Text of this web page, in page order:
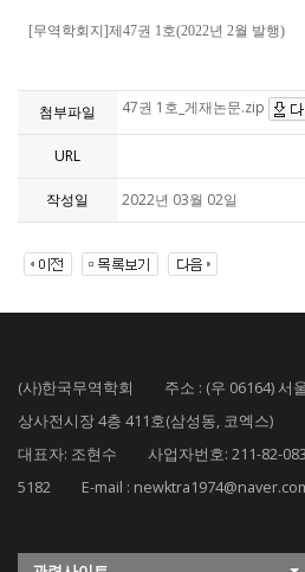
[무역학회지]제47권 1호(2022년 2월 발행)
첨부파일 47권 1호_게재논문.zip
URL
작성일 2022년 03월 02일
(사)한국무역학회 주소 : (우 06164) 서
상사전시장 4층 411호(삼성동, 코엑스)
대표자: 조현수 사업자번호: 211-82-
5182 E-mail :